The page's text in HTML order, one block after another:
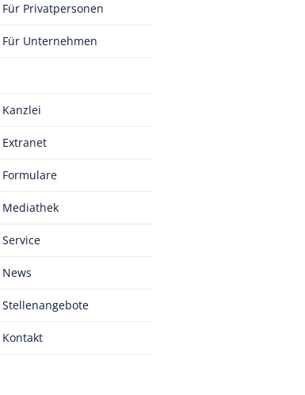
Für Privatpersonen
Für Unternehmen
Kanzlei
Extranet
Formulare
Mediathek
Service
News
Stellenangebote
Kontakt